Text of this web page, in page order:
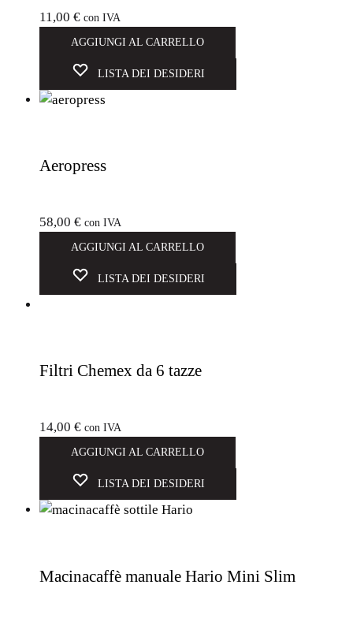
11,00 € con IVA
AGGIUNGI AL CARRELLO
LISTA DEI DESIDERI
Aeropress
58,00 € con IVA
AGGIUNGI AL CARRELLO
LISTA DEI DESIDERI
Filtri Chemex da 6 tazze
14,00 € con IVA
AGGIUNGI AL CARRELLO
LISTA DEI DESIDERI
Macinacaffè manuale Hario Mini Slim